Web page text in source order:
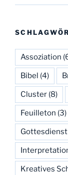
Assoziation
Bibel (4)
Cluster (8)
Feuilleton (3)
Gottesdienst
Kreatives